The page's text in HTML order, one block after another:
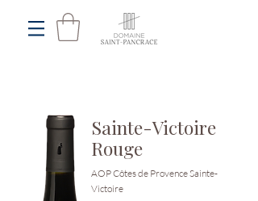
Sainte-Victoire
Rouge
AOP Côtes de Provence Sainte-
Victoire